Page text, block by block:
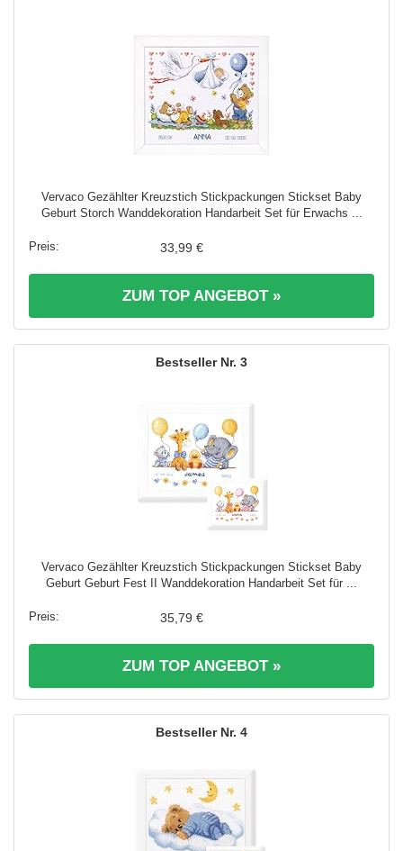
Vervaco Gezählter Kreuzstich Stickpackungen Stickset Baby
Geburt Storch Wanddekoration Handarbeit Set für Erwachs ...
33,99 €
ZUM TOP ANGEBOT »
3
Vervaco Gezählter Kreuzstich Stickpackungen Stickset Baby
Geburt Geburt Fest II Wanddekoration Handarbeit Set für ...
35,79 €
ZUM TOP ANGEBOT »
4